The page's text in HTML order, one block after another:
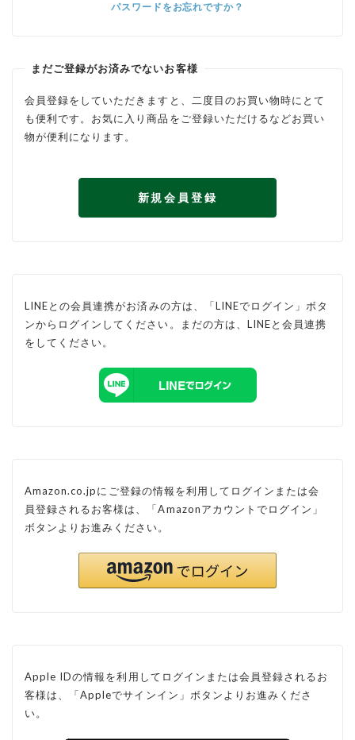
パスワードをお忘れですか？
まだご登録がお済みでないお客様
会員登録をしていただきますと、二度目のお買い物時にとて
も便利です。お気に入り商品をご登録いただけるなどお買い
物が便利になります。
新規会員登録
LINEとの会員連携がお済みの方は、「LINEでログイン」ボタ
ンからログインしてください。まだの方は、 LINEと会員連携
をしてください。
Apple IDの情報を利用してログインまたは会員登録されるお
客様は、「Appleでサインイン」ボタンよりお進みくださ
い。
Amazon.co.jpにご登録の情報を利用してログインまたは会
員登録されるお客様は、「Amazonアカウントでログイン」
ボタンよりお進みください。